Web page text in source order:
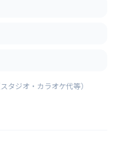
タジオ・カラオケ代等）